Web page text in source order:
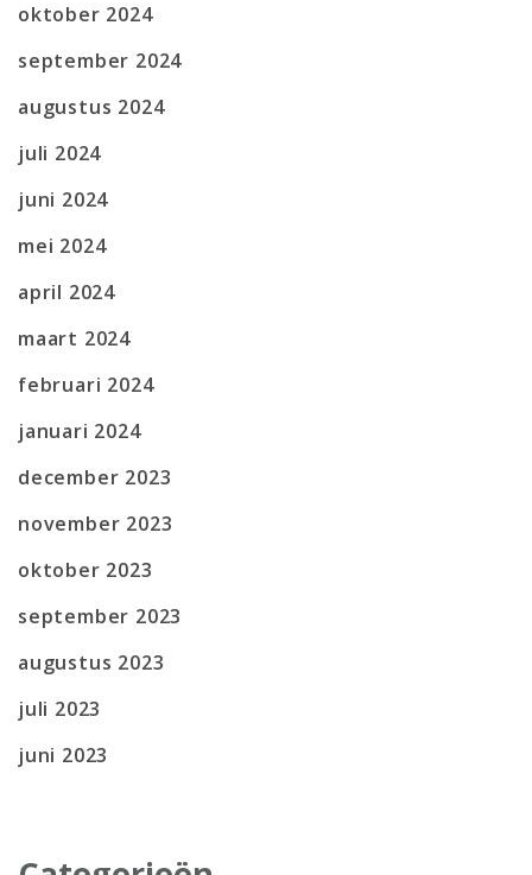
oktober 2024
september 2024
augustus 2024
juli 2024
juni 2024
mei 2024
april 2024
maart 2024
februari 2024
januari 2024
december 2023
november 2023
oktober 2023
september 2023
augustus 2023
juli 2023
juni 2023